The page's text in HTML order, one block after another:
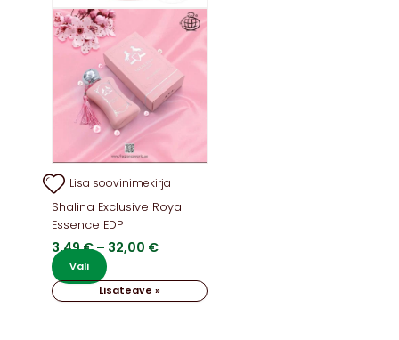
Lisa soovinimekirja
Shalina Exclusive Royal
Essence EDP
3,49€– 32,00 €Hinnavahemik:
kuni
32,00 €
Vali
Sellel
tootel
on
Lisateave »